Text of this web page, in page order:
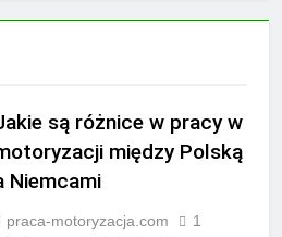
są różnice w pracy w
między Polską
Niemcami
praca-motoryzacja.com
1